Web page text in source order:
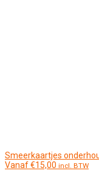
Smeerkaartjes
Vanaf€15,00 incl. BTW